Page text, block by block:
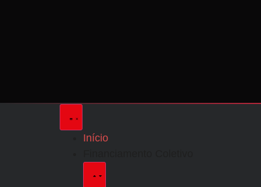
Início